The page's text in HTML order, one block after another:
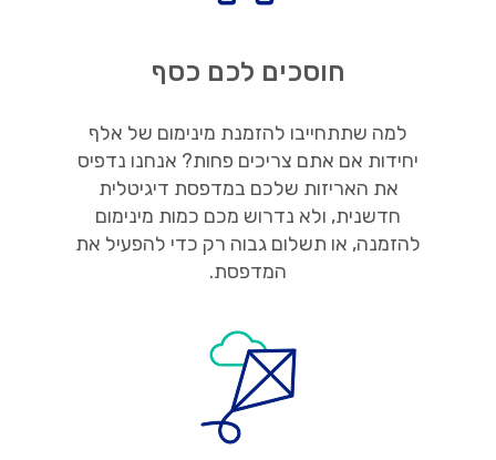
חוסכים לכם כסף
למה שתתחייבו להזמנת מינימום של אלף
יחידות אם אתם צריכים פחות? אנחנו נדפיס
את האריזות שלכם במדפסת דיגיטלית
חדשנית, ולא נדרוש מכם כמות מינימום
להזמנה, או תשלום גבוה רק כדי להפעיל את
המדפסת.